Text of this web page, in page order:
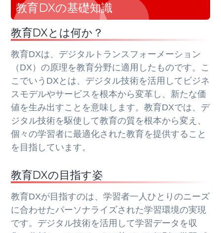
教育DXの基礎知識
教育DXとは何か？
教育DXは、デジタルトランスフォーメーション
（DX）の原理を教育分野に適用したものです。こ
こでいうDXとは、デジタル技術を活用してビジネ
スモデルやサービスを根本から変革し、新たな価
値を生み出すことを意味します。教育DXでは、デ
ジタル技術を駆使して教育の質を根本から変え、
個々の学習者に最適化された教育を提供すること
を目指しています。
教育DXの目指す姿
教育DXが目指すのは、学習者一人ひとりのニーズ
に合わせたパーソナライズされた学習環境の実現
です。デジタル技術を活用して学習データを収